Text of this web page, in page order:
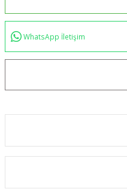
WhatsApp İletişim